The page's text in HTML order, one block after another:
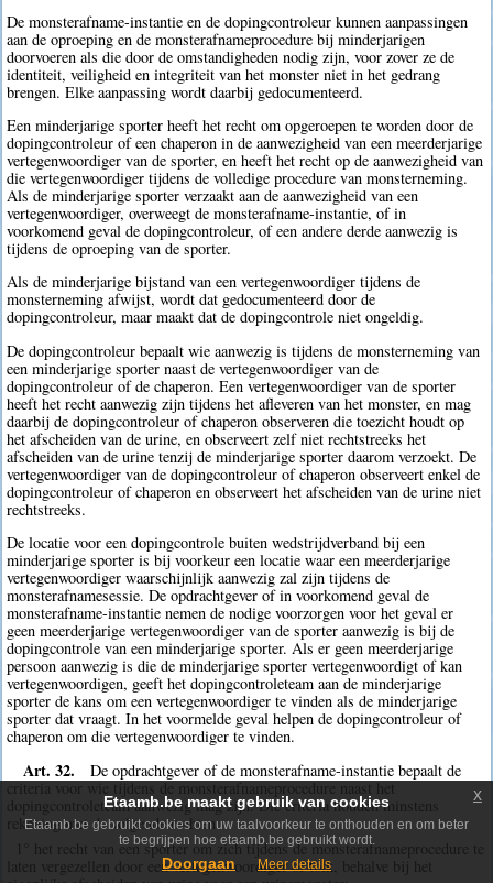
De monsterafname-instantie en de dopingcontroleur kunnen aanpassingen
aan de oproeping en de monsterafnameprocedure bij minderjarigen
doorvoeren als die door de omstandigheden nodig zijn, voor zover ze de
identiteit, veiligheid en integriteit van het monster niet in het gedrang
brengen. Elke aanpassing wordt daarbij gedocumenteerd.
Een minderjarige sporter heeft het recht om opgeroepen te worden door de
dopingcontroleur of een chaperon in de aanwezigheid van een meerderjarige
vertegenwoordiger van de sporter, en heeft het recht op de aanwezigheid van
die vertegenwoordiger tijdens de volledige procedure van monsterneming.
Als de minderjarige sporter verzaakt aan de aanwezigheid van een
vertegenwoordiger, overweegt de monsterafname-instantie, of in
voorkomend geval de dopingcontroleur, of een andere derde aanwezig is
tijdens de oproeping van de sporter.
Als de minderjarige bijstand van een vertegenwoordiger tijdens de
monsterneming afwijst, wordt dat gedocumenteerd door de
dopingcontroleur, maar maakt dat de dopingcontrole niet ongeldig.
De dopingcontroleur bepaalt wie aanwezig is tijdens de monsterneming van
een minderjarige sporter naast de vertegenwoordiger van de
dopingcontroleur of de chaperon. Een vertegenwoordiger van de sporter
heeft het recht aanwezig zijn tijdens het afleveren van het monster, en mag
daarbij de dopingcontroleur of chaperon observeren die toezicht houdt op
het afscheiden van de urine, en observeert zelf niet rechtstreeks het
afscheiden van de urine tenzij de minderjarige sporter daarom verzoekt. De
vertegenwoordiger van de dopingcontroleur of chaperon observeert enkel de
dopingcontroleur of chaperon en observeert het afscheiden van de urine niet
rechtstreeks.
De locatie voor een dopingcontrole buiten wedstrijdverband bij een
minderjarige sporter is bij voorkeur een locatie waar een meerderjarige
vertegenwoordiger waarschijnlijk aanwezig zal zijn tijdens de
monsterafnamesessie. De opdrachtgever of in voorkomend geval de
monsterafname-instantie nemen de nodige voorzorgen voor het geval er
geen meerderjarige vertegenwoordiger van de sporter aanwezig is bij de
dopingcontrole van een minderjarige sporter. Als er geen meerderjarige
persoon aanwezig is die de minderjarige sporter vertegenwoordigt of kan
vertegenwoordigen, geeft het dopingcontroleteam aan de minderjarige
sporter de kans om een vertegenwoordiger te vinden als de minderjarige
sporter dat vraagt. In het voormelde geval helpen de dopingcontroleur of
chaperon om die vertegenwoordiger te vinden.
Art. 32.
De opdrachtgever of de monsterafname-instantie bepaalt de
criteria voor wie tijdens de monsterafnameprocedure naast het
dopingcontroleteam aanwezig mag zijn. Die criteria houden minstens
rekening met de volgende rechten:
1° het recht van een sporter om zich tijdens de monsterafnameprocedure te
laten vergezellen door een vertegenwoordiger of tolk, behalve bij het
Etaamb.be maakt gebruik van cookies
Etaamb.be gebruikt cookies om uw taalvoorkeur te onthouden en om beter
te begrijpen hoe etaamb.be gebruikt wordt.
Doorgaan Meer details
x